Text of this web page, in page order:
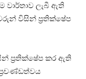
ලැබී ඇති
විසින් ප්‍රතික්ෂේප
ප්‍රතික්ෂේප කර ඇති
ප්‍රචණ්ඩත්වය